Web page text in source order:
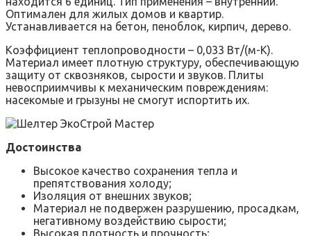
Оптимален для жилых домов и квартир.
Устанавливается на бетон, пеноблок, кирпич, дерево.
Коэффициент теплопроводности – 0,033 Вт/(м-К).
Материал имеет плотную структуру, обеспечивающую
защиту от сквозняков, сырости и звуков. Плиты
невосприимчивы к механическим повреждениям:
насекомые и грызуны не смогут испортить их.
Достоинства
Высокое качество сохранения тепла и
препятствования холоду;
Изоляция от внешних звуков;
Материал не подвержен разрушению, просадкам,
негативному воздействию сырости;